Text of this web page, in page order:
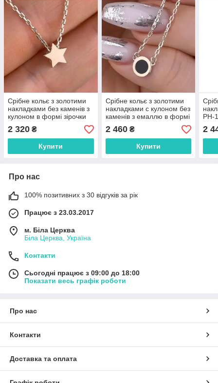
Срібне кольє з золотими
накладками без каменів з
кулоном в формі зірочки
(0,6 см) РН-403
2 320 ₴
Купити
Срібне кольє з золотими
накладками с кулоном без
каменів з емаллю в формі
кола (0,6 см) РН-231
2 460₴
Купити
РН-
2
Про нас
100% позитивних з 30 відгуків за рік
Працює з 23.03.2017
м. Біла Церква
Біла Церква, Україна
Контакти
Сьогодні працює з 09:00 до 18:00
Показати весь графік роботи
Про нас
Контакти
Доставка та оплата